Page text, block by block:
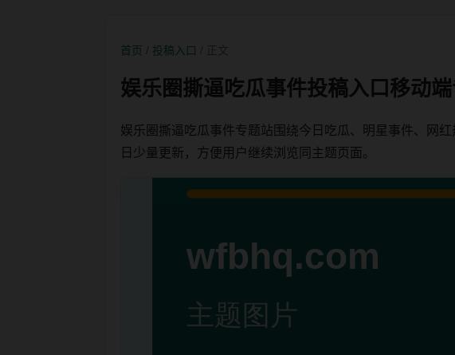
首页 投稿入口
娱乐圈撕逼吃瓜事件投稿入口移动
娱乐圈撕逼吃瓜事件专题站围绕今日吃瓜、明星事件、网
日少量更新，方便用户继续浏览同主题页面。